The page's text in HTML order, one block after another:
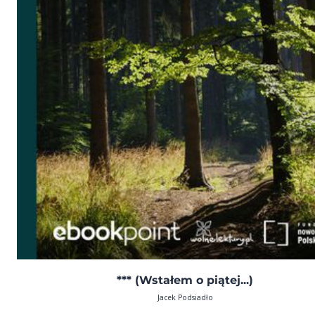
*** (Wstałem o piątej...)
Jacek Podsiadło